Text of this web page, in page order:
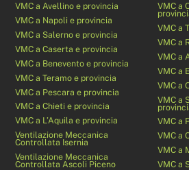
VMC a Avellino e provincia
VMC a Napoli e provincia
VMC a Salerno e provincia
VMC a Caserta e provincia
VMC a Benevento e provincia
VMC a Teramo e provincia
VMC a Pescara e provincia
VMC a Chieti e provincia
VMC a L’Aquila e provincia
Ventilazione Meccanica
Controllata Isernia
Ventilazione Meccanica
Controllata Ascoli Piceno
VMC a
VMC a
VMC a
VMC a
VMC a
VMC a
VMC a
VMC a
VMC a
VMC a
VMC a